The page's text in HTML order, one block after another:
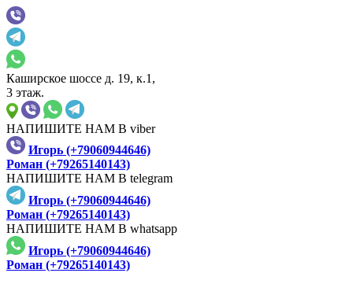
Каширское шоссе д. 19, к.1,
3 этаж.
НАПИШИТЕ НАМ В viber
Игорь (+79060944646)
Роман (+79265140143)
НАПИШИТЕ НАМ В telegram
Игорь (+79060944646)
Роман (+79265140143)
НАПИШИТЕ НАМ В whatsapp
Игорь (+79060944646)
Роман (+79265140143)